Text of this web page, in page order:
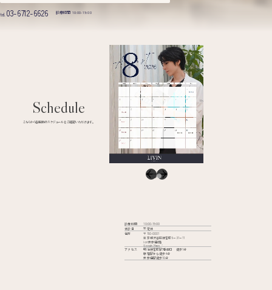
tel. 03-6712-6626 診療時間 10:00-19:00
Schedule
こちらから各医師のスケジュールをご確認いただけます。
診療時間
10:00-19:00
休診日
不定休
住所
〒150-0001
東京都渋谷区神宮前6−31−11
iori表参道2階
Google Maps
アクセス
明治神宮前駅7番出口 徒歩1分
原宿駅から徒歩4分
表参道駅徒歩10分